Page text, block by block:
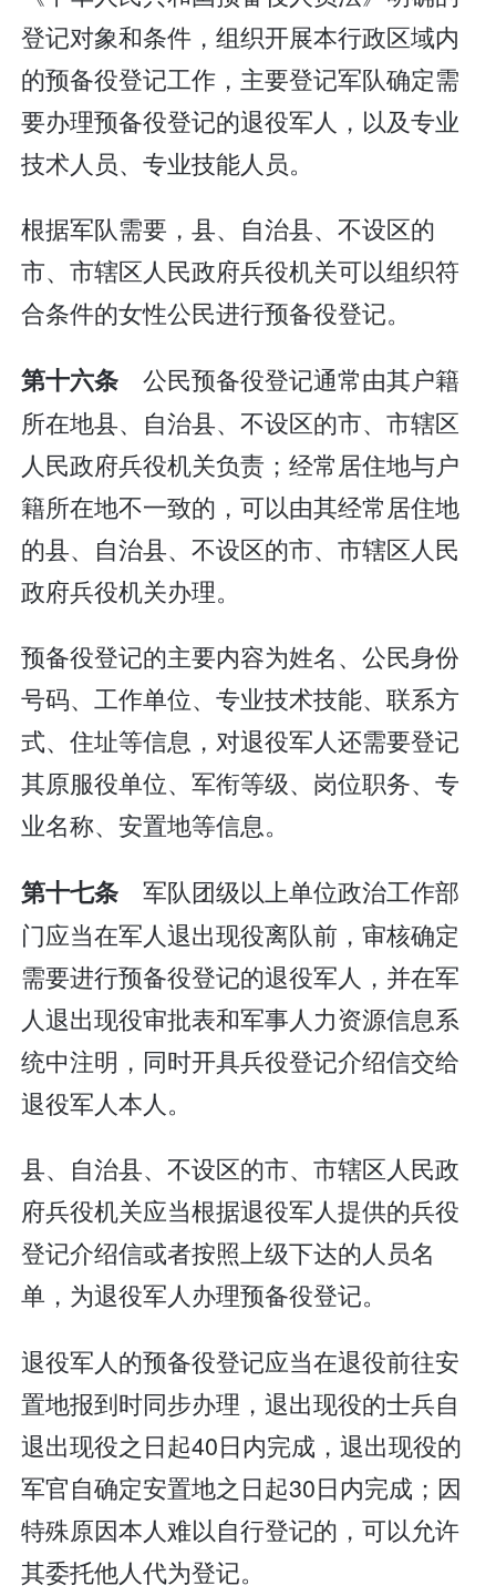
登记对象和条件，组织开展本行政区域内
的预备役登记工作，主要登记军队确定需
要办理预备役登记的退役军人，以及专业
技术人员、专业技能人员。
根据军队需要，县、自治县、不设区的
市、市辖区人民政府兵役机关可以组织符
合条件的女性公民进行预备役登记。
第十六条公民预备役登记通常由其户籍
所在地县、自治县、不设区的市、市辖区
人民政府兵役机关负责；经常居住地与户
籍所在地不一致的，可以由其经常居住地
的县、自治县、不设区的市、市辖区人民
政府兵役机关办理。
预备役登记的主要内容为姓名、公民身份
号码、工作单位、专业技术技能、联系方
式、住址等信息，对退役军人还需要登记
其原服役单位、军衔等级、岗位职务、专
业名称、安置地等信息。
第十七条军队团级以上单位政治工作部
门应当在军人退出现役离队前，审核确定
需要进行预备役登记的退役军人，并在军
人退出现役审批表和军事人力资源信息系
统中注明，同时开具兵役登记介绍信交给
退役军人本人。
县、自治县、不设区的市、市辖区人民政
府兵役机关应当根据退役军人提供的兵役
登记介绍信或者按照上级下达的人员名
单，为退役军人办理预备役登记。
退役军人的预备役登记应当在退役前往安
置地报到时同步办理，退出现役的士兵自
退出现役之日起40日内完成，退出现役的
军官自确定安置地之日起30日内完成；因
特殊原因本人难以自行登记的，可以允许
其委托他人代为登记。